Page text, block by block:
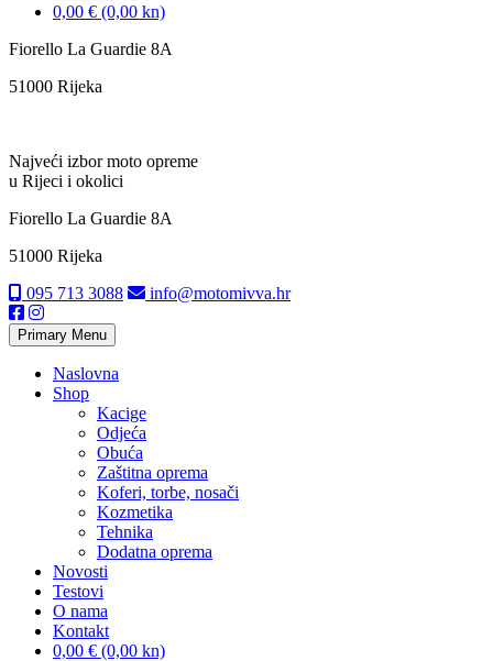
0,00 € (0,00 kn)
Skip
content
Fiorello La Guardie 8A
51000 Rijeka
Najveći izbor moto opreme
u Rijeci i okolici
Fiorello La Guardie 8A
51000 Rijeka
095 713 3088
info@motomivva.hr
Primary Menu
Naslovna
Shop
Kacige
Odjeća
Obuća
Zaštitna oprema
Koferi, torbe, nosači
Kozmetika
Tehnika
Dodatna oprema
Novosti
Testovi
O nama
Kontakt
0,00 € (0,00 kn)